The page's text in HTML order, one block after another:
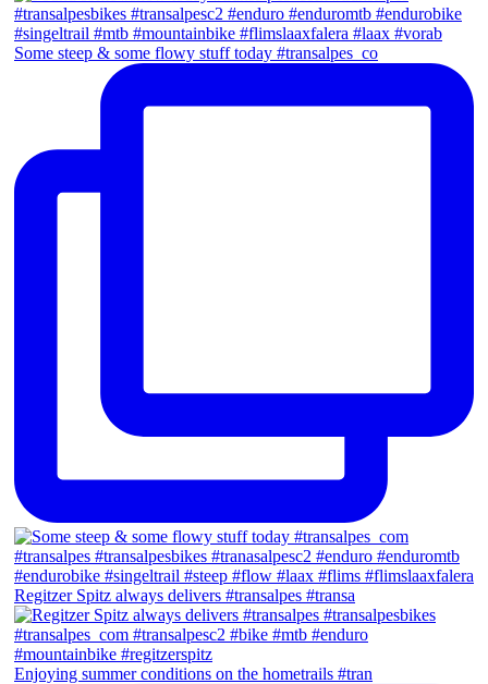
Some steep & some flowy stuff today #transalpes_co
Regitzer Spitz always delivers #transalpes #transa
Enjoying summer conditions on the hometrails #tran